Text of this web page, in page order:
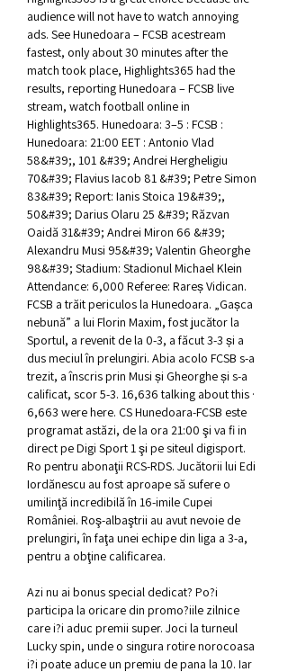
audience will not have to watch annoying
ads. See Hunedoara – FCSB acestream
fastest, only about 30 minutes after the
match took place, Highlights365 had the
results, reporting Hunedoara – FCSB live
stream, watch football online in
Highlights365. Hunedoara: 3–5 : FCSB :
Hunedoara: 21:00 EET : Antonio Vlad
58&#39;, 101 &#39; Andrei Hergheligiu
70&#39; Flavius Iacob 81 &#39; Petre Simon
83&#39; Report: Ianis Stoica 19&#39;,
50&#39; Darius Olaru 25 &#39; Răzvan
Oaidă 31&#39; Andrei Miron 66 &#39;
Alexandru Musi 95&#39; Valentin Gheorghe
98&#39; Stadium: Stadionul Michael Klein
Attendance: 6,000 Referee: Rareș Vidican.
FCSB a trăit periculos la Hunedoara. „Gașca
nebună” a lui Florin Maxim, fost jucător la
Sportul, a revenit de la 0-3, a făcut 3-3 și a
dus meciul în prelungiri. Abia acolo FCSB s-a
trezit, a înscris prin Musi și Gheorghe și s-a
calificat, scor 5-3. 16,636 talking about this ·
6,663 were here. CS Hunedoara-FCSB este
programat astăzi, de la ora 21:00 şi va fi in
direct pe Digi Sport 1 şi pe siteul digisport.
Ro pentru abonaţii RCS-RDS. Jucătorii lui Edi
Iordănescu au fost aproape să sufere o
umilinţă incredibilă în 16-imile Cupei
României. Roş-albaştrii au avut nevoie de
prelungiri, în faţa unei echipe din liga a 3-a,
pentru a obţine calificarea.
Azi nu ai bonus special dedicat? Po?i
participa la oricare din promo?iile zilnice
care i?i aduc premii super. Joci la turneul
Lucky spin, unde o singura rotire norocoasa
i?i poate aduce un premiu de pana la 10. Iar